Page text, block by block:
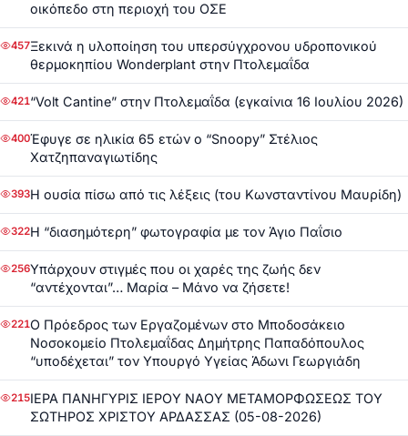
οικόπεδο στη περιοχή του ΟΣΕ
457Ξεκινά η υλοποίηση του υπερσύγχρονου υδροπονικού
θερμοκηπίου Wonderplant στην Πτολεμαΐδα
421“Volt Cantine” στην Πτολεμαΐδα (εγκαίνια 16 Ιουλίου 2026)
400Έφυγε σε ηλικία 65 ετών ο “Snoopy” Στέλιος
Χατζηπαναγιωτίδης
393Η ουσία πίσω από τις λέξεις (του Κωνσταντίνου Μαυρίδη)
322Η “διασημότερη” φωτογραφία με τον Άγιο Παΐσιο
256Υπάρχουν στιγμές που οι χαρές της ζωής δεν
“αντέχονται”… Μαρία – Μάνο να ζήσετε!
221Ο Πρόεδρος των Εργαζομένων στο Μποδοσάκειο
Νοσοκομείο Πτολεμαΐδας Δημήτρης Παπαδόπουλος
“υποδέχεται” τον Υπουργό Υγείας Άδωνι Γεωργιάδη
215ΙΕΡΑ ΠΑΝΗΓΥΡΙΣ ΙΕΡΟΥ ΝΑΟΥ ΜΕΤΑΜΟΡΦΩΣΕΩΣ ΤΟΥ
ΣΩΤΗΡΟΣ ΧΡΙΣΤΟΥ ΑΡΔΑΣΣΑΣ (05-08-2026)